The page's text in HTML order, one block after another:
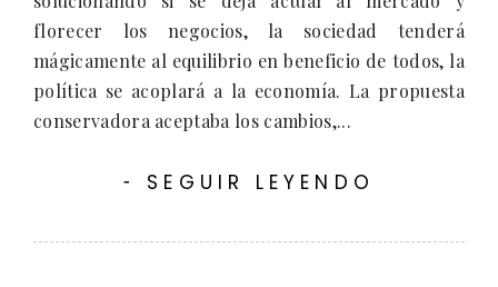
florecer los negocios, la sociedad tenderá
mágicamente al equilibrio en beneficio de todos, la
política se acoplará a la economía. La propuesta
conservadora aceptaba los cambios,...
- SEGUIR LEYENDO